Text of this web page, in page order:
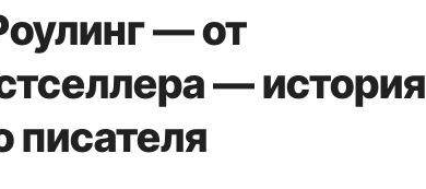
— от
— история
писателя